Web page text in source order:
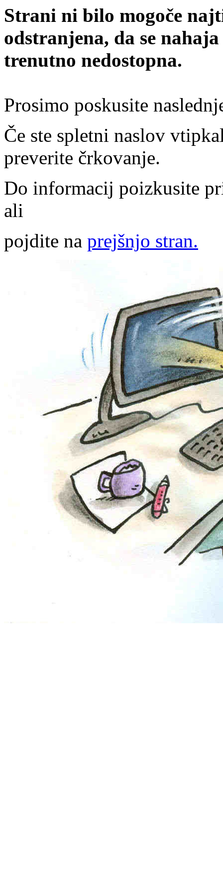
Strani ni bilo mogoče
odstranjena, da se
trenutno nedostopna.
Prosimo poskusite
Če ste spletni naslov
preverite črkovanje.
Do informacij poizkusite
ali
pojdite na prejšnjo stran.